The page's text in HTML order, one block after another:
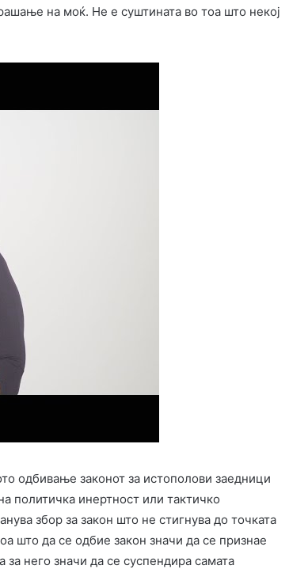
на моќ. Не е суштината во тоа што некој
одбивање законот за истополови заедници
политичка инертност или тактичко
збор за закон што не стигнува до точката
што да се одбие закон значи да се признае
за него значи да се суспендира самата